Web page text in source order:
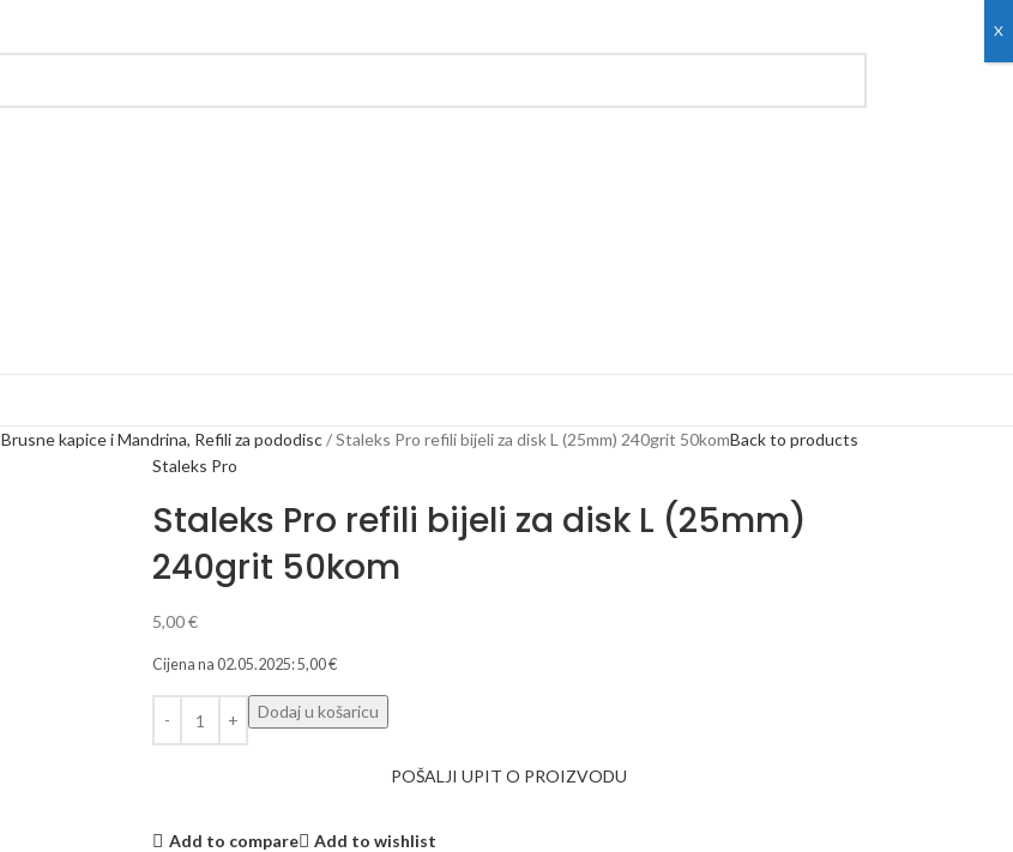
Brusne kapice i Mandrina, Refili za pododisc Staleks Pro refili bijeli za disk L (25mm) 240grit 50komBack to products
Staleks Pro
Staleks Pro refili bijeli za disk L (25mm)
240grit 50kom
5,00€
Cijena na 02.05.2025:5,00€
Dodaj u košaricu
POŠALJI UPIT O PROIZVODU
Add to compare
Add to wishlist
X